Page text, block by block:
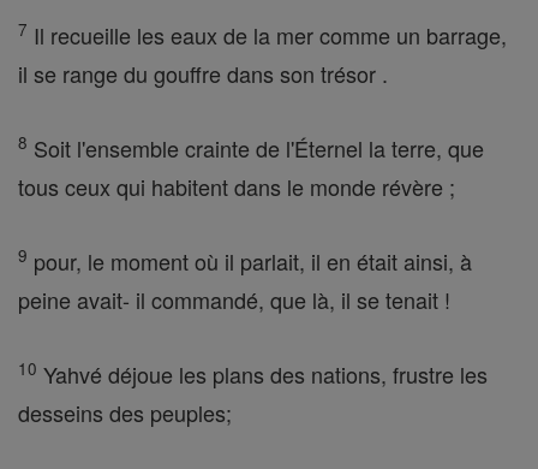
7 Il recueille les eaux de la mer comme un barrage,
il se range du gouffre dans son trésor .
8 Soit l'ensemble crainte de l'Éternel la terre, que
tous ceux qui habitent dans le monde révère ;
9 pour, le moment où il parlait, il en était ainsi, à
peine avait- il commandé, que là, il se tenait !
10 Yahvé déjoue les plans des nations, frustre les
desseins des peuples;